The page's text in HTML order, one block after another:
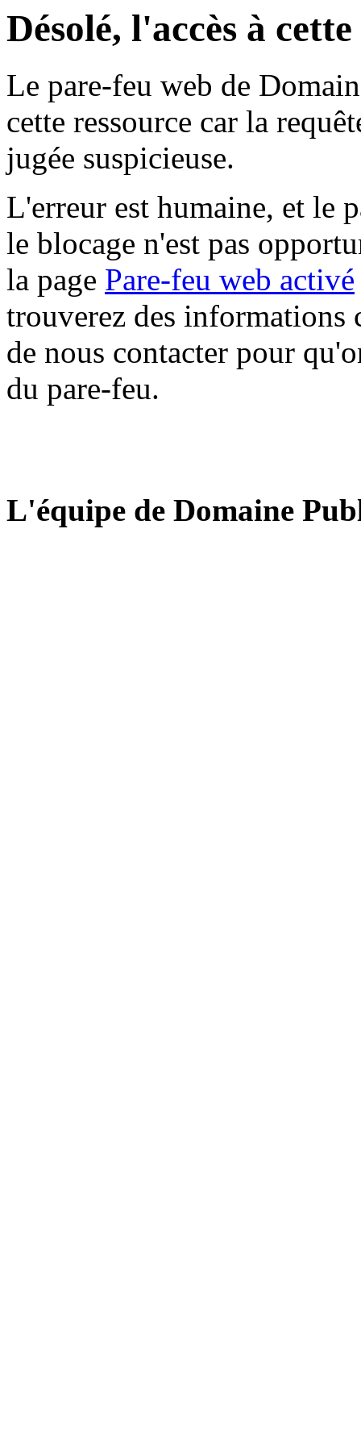
Désolé, l'accès à
Le pare-feu web de
cette ressource car la
jugée suspicieuse.
L'erreur est humaine, et le
le blocage n'est pas
la page Pare-feu web activé
trouverez des informations
de nous contacter pour
du pare-feu.
L'équipe de Domaine